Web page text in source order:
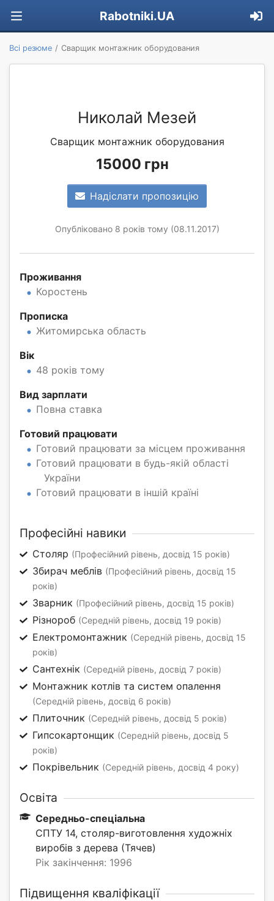
Rabotniki.UA
Всі резюме Сварщик монтажник оборудования
Николай Мезей
Сварщик монтажник оборудования
15000 грн
Надіслати пропозицію
Опубліковано 8 років тому (08.11.2017)
Проживання
Коростень
Прописка
Житомирська область
Вік
48 років тому
Вид зарплати
Повна ставка
Готовий працювати
Готовий працювати за місцем проживання
Готовий працювати в будь-якій області
України
Готовий працювати в іншій країні
Професійні навики
Столяр (Професійний рівень, досвід 15 років)
Збирач меблів (Професійний рівень, досвід 15
років)
Зварник (Професійний рівень, досвід 15 років)
Різнороб (Середній рівень, досвід 19 років)
Електромонтажник (Середній рівень, досвід 15
років)
Сантехнік (Середній рівень, досвід 7 років)
Монтажник котлів та систем опалення
(Середній рівень, досвід 6 років)
Плиточник (Середній рівень, досвід 5 років)
Гипсокартонщик (Середній рівень, досвід 5
років)
Покрівельник (Середній рівень, досвід 4 року)
Освіта
Середньо-спеціальна
СПТУ 14, столяр-виготовлення художніх
виробів з дерева (Тячев)
Рік закінчення: 1996
Підвищення кваліфікації